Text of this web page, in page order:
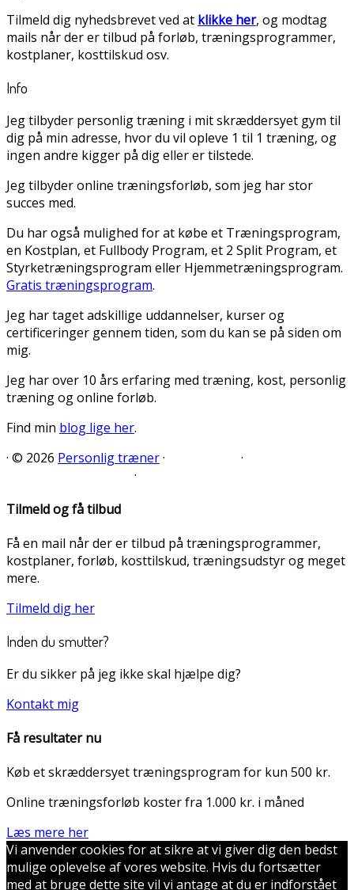
Tilmeld dig nyhedsbrevet ved at klikke her, og modtag
mails når der er tilbud på forløb, træningsprogrammer,
kostplaner, kosttilskud osv.
Info
Jeg tilbyder personlig træning i mit skræddersyet gym til
dig på min adresse, hvor du vil opleve 1 til 1 træning, og
ingen andre kigger på dig eller er tilstede.
Jeg tilbyder online træningsforløb, som jeg har stor
succes med.
Du har også mulighed for at købe et Træningsprogram,
en Kostplan, et Fullbody Program, et 2 Split Program, et
Styrketræningsprogram eller Hjemmetræningsprogram.
Gratis træningsprogram.
Jeg har taget adskillige uddannelser, kurser og
certificeringer gennem tiden, som du kan se på siden om
mig.
Jeg har over 10 års erfaring med træning, kost, personlig
træning og online forløb.
Find min blog lige her.
· © 2026 Personlig træner·
·
·
Tilmeld og få tilbud
Få en mail når der er tilbud på træningsprogrammer,
kostplaner, forløb, kosttilskud, træningsudstyr og meget
mere.
Tilmeld dig her
Inden du smutter?
Er du sikker på jeg ikke skal hjælpe dig?
Kontakt mig
Få resultater nu
Køb et skræddersyet træningsprogram for kun 500 kr.
Online træningsforløb koster fra 1.000 kr. i måned
Læs mere her
Vi anvender cookies for at sikre at vi giver dig den bedst
mulige oplevelse af vores website. Hvis du fortsætter
med at bruge dette site vil vi antage at du er indforstået